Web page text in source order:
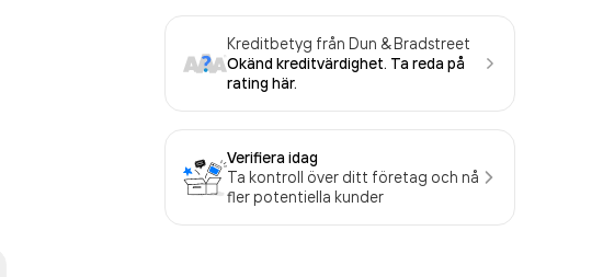
Kreditbetyg från Dun & Bradstreet
Okänd kreditvärdighet. Ta reda på
rating här.
Verifiera idag
Ta kontroll över ditt företag och nå
fler potentiella kunder